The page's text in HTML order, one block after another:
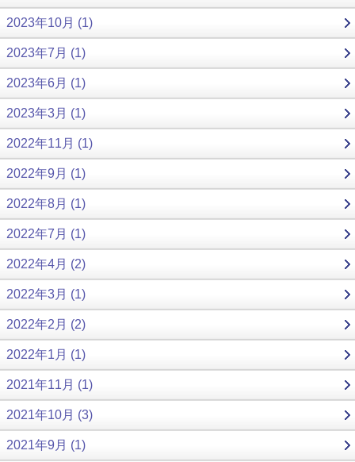
2023年10月 (1)
2023年7月 (1)
2023年6月 (1)
2023年3月 (1)
2022年11月 (1)
2022年9月 (1)
2022年8月 (1)
2022年7月 (1)
2022年4月 (2)
2022年3月 (1)
2022年2月 (2)
2022年1月 (1)
2021年11月 (1)
2021年10月 (3)
2021年9月 (1)